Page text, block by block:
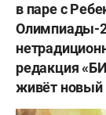
в паре с
Олимпиады-
редакция
живёт новый